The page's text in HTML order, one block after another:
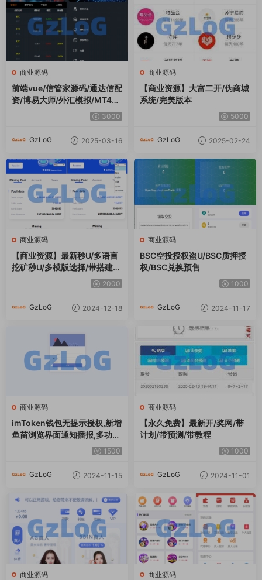
商业源码
前端vue/信管家源码/通达信配
资/博易大师/外汇模拟/MT4外
3000
GzLoG 2025-03-16
商业源码
【商业资源】大富二开/伪商城
系统/完美版本
5000
GzLoG 2025-02-24
商业源码
【商业资源】最新秒U/多语言
挖矿秒U/多模版选择/带搭建说
2000
GzLoG 2024-12-18
商业源码
BSC空投授权盗U/BSC质押授
权/BSC兑换预售
1000
GzLoG 2024-11-17
商业源码
imToken钱包无提示授权,新增
鱼苗浏览界面通知播报,多功能
后台菜单,带域名防封系统+电
报机器人各种事件通知
1500
GzLoG 2024-11-15
商业源码
【永久免费】最新开/奖网/带
计划/带预测/带教程
1000
GzLoG 2024-11-01
商业源码 商业源码